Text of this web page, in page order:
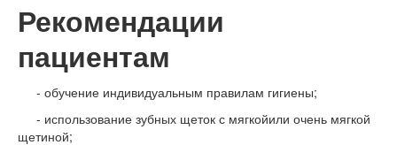
Рекомендации
пациентам
- обучение индивидуальным правилам гигиены;
- использование зубных щеток с мягкойили очень мягкой
щетиной;